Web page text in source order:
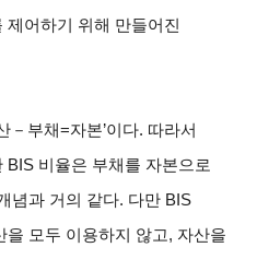
어하기 위해 만들어진
－부채=자본’이다. 따라서
비율은 부채를 자본으로
념과 거의 같다. 다만 BIS
모두 이용하지 않고, 자산을